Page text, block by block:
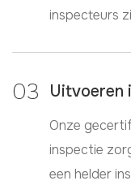
inspecteurs
Uitvoeren
Onze
inspectie
een helder